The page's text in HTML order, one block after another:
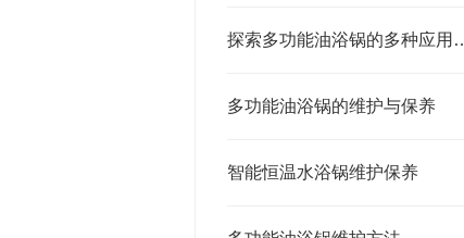
探索多功能油浴
多功能油浴锅的维护与保养
智能恒温水浴锅维护保养